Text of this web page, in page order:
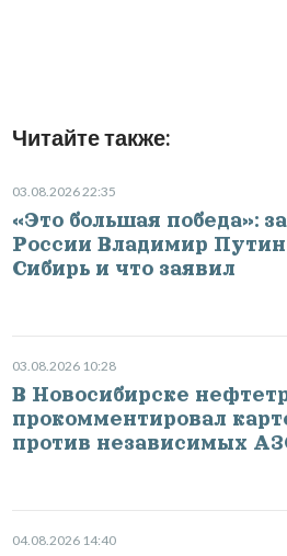
Читайте также:
03.08.2026 22:35
«Это большая победа»:
России Владимир
Сибирь и что заявил
03.08.2026 10:28
В Новосибирске
прокомментировал
против независимых
04.08.2026 14:40